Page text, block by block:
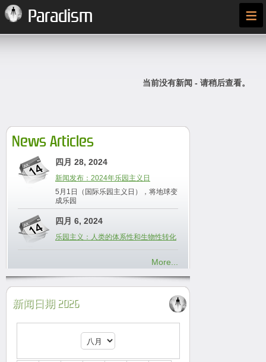
Paradism ≡
当前没有新闻 - 请稍后查看。
News Articles
四月 28, 2024
新闻发布：2024年乐园主义日
5月1日（国际乐园主义日），将地球变
成乐园
四月 6, 2024
乐园主义：人类的体系性和生物性转化
More...
新闻日期 2026